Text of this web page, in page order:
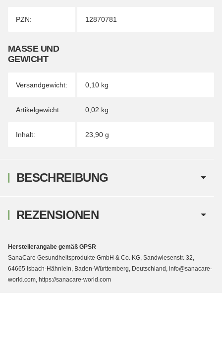
PZN: 12870781
MASSE UND G
EWICHT
Versandgewicht: 0,10 kg
Artikelgewicht: 0,02 kg
Inhalt: 23,90 g
BESCHREIBUNG
REZENSIONEN
Herstellerangabe gemäß GPSR
SanaCare Gesundheitsprodukte GmbH & Co. KG, Sandwiesenstr. 32,
64665 lsbach-Hähnlein, Baden-Württemberg, Deutschland, info@sanacare-
world.com, https://sanacare-world.com